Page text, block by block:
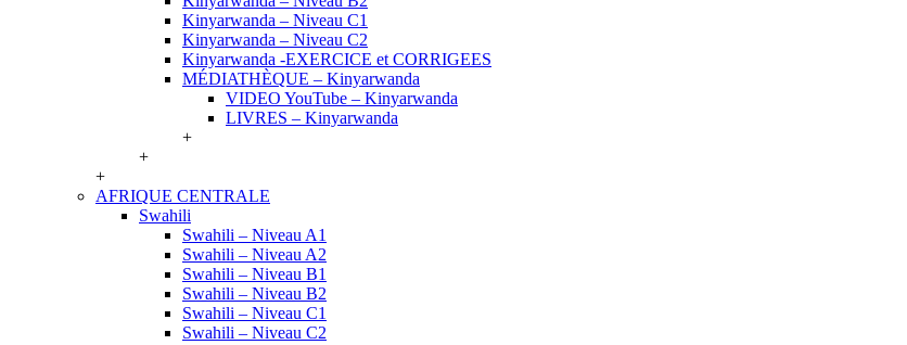
Kinyarwanda – Niveau C1
Kinyarwanda – Niveau C2
Kinyarwanda -EXERCICE et CORRIGEES
MÉDIATHÈQUE – Kinyarwanda
VIDEO YouTube – Kinyarwanda
LIVRES – Kinyarwanda
+
+
+
AFRIQUE CENTRALE
Swahili
Swahili – Niveau A1
Swahili – Niveau A2
Swahili – Niveau B1
Swahili – Niveau B2
Swahili – Niveau C1
Swahili – Niveau C2